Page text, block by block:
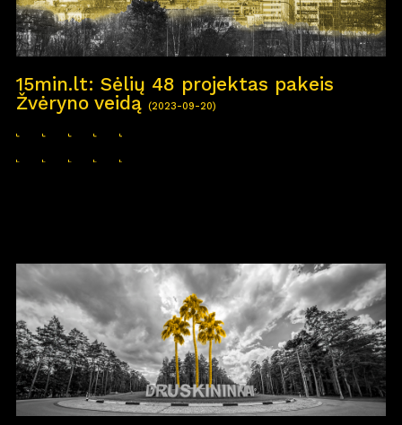
15min.lt: Sėlių 48 projektas pakeis
Žvėryno veidą (2023-09-20)